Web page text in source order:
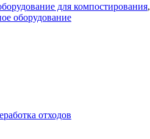
для компостирования,
оборудование
отходов